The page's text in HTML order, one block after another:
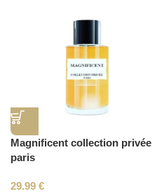
Magnificent collection privée
paris
29.99 €